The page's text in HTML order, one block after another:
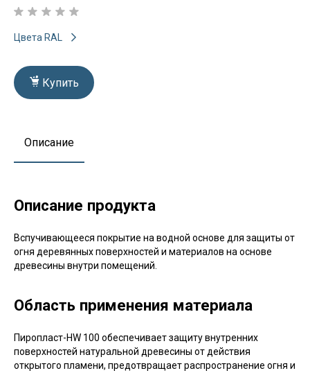
Цвета RAL
Купить
Описание
Описание продукта
Вспучивающееся покрытие на водной основе для защиты от
огня деревянных поверхностей и материалов на основе
древесины внутри помещений.
Область применения материала
Пиропласт-HW 100 обеспечивает защиту внутренних
поверхностей натуральной древесины от действия
открытого пламени, предотвращает распространение огня и